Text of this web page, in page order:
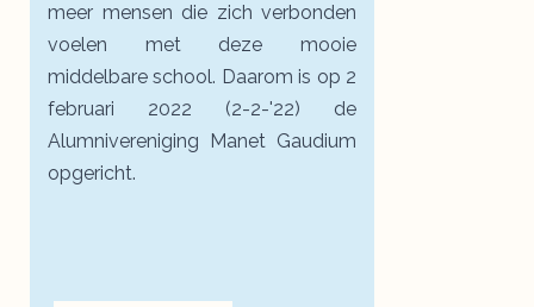
meer mensen die zich verbonden
voelen met deze mooie
middelbare school. Daarom is op 2
februari 2022 (2-2-'22) de
Alumnivereniging Manet Gaudium
opgericht.